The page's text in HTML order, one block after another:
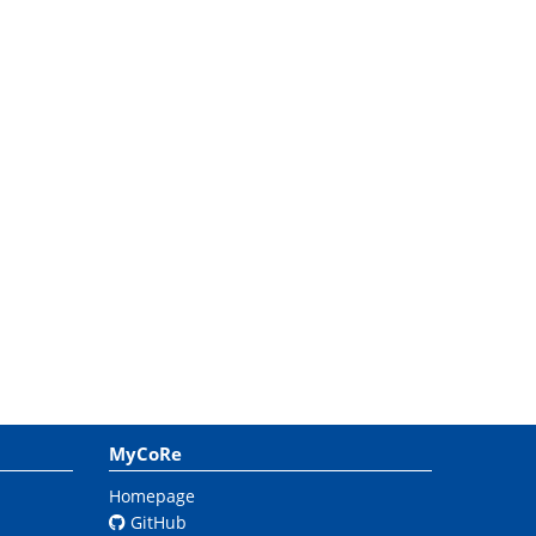
MyCoRe
Homepage
GitHub